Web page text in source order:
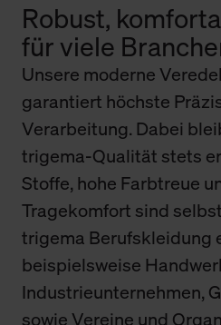
Robust,
für viele
Unsere moderne
garantiert höchste
Verarbeitung. Dabei
trigema-Qualität stets
Stoffe, hohe Farbtreue
Tragekomfort sind
trigema Berufskleidung
beispielsweise
Industrieunternehmen,
sowie Vereine und